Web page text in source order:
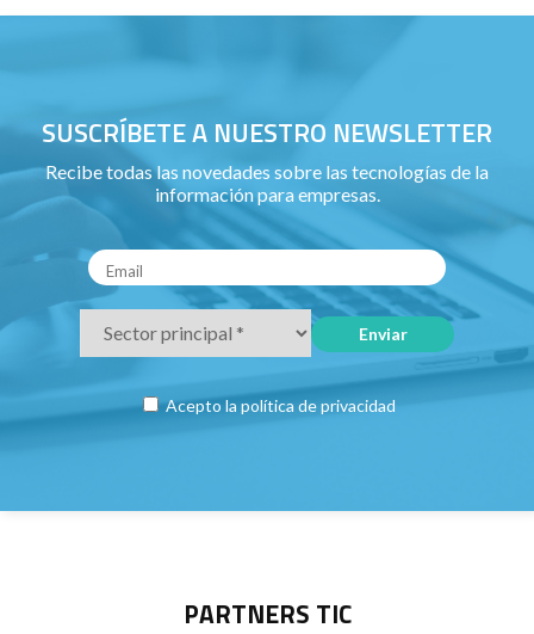
SUSCRÍBETE A NUESTRO NEWSLETTER
Recibe todas las novedades sobre las tecnologías de la
información para empresas.
Acepto la política de privacidad
PARTNERS TIC